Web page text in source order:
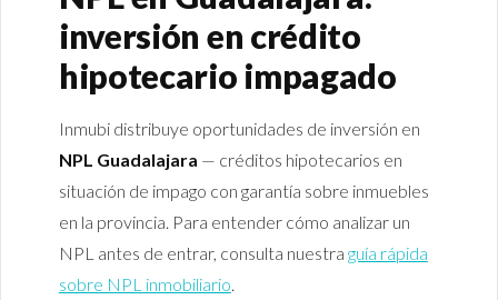
inversión en crédito
hipotecario impagado
Inmubi distribuye oportunidades de inversión en
NPL Guadalajara — créditos hipotecarios en
situación de impago con garantía sobre inmuebles
en la provincia. Para entender cómo analizar un
NPL antes de entrar, consulta nuestra guía rápida
sobre NPL inmobiliario.